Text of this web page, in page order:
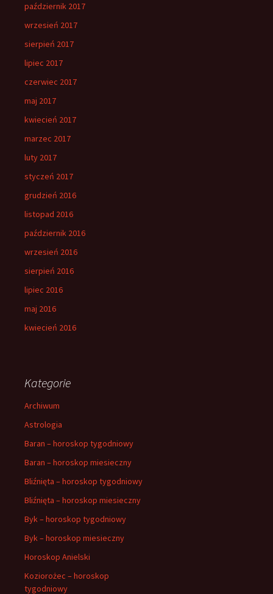
październik 2017
wrzesień 2017
sierpień 2017
lipiec 2017
czerwiec 2017
maj 2017
kwiecień 2017
marzec 2017
luty 2017
styczeń 2017
grudzień 2016
listopad 2016
październik 2016
wrzesień 2016
sierpień 2016
lipiec 2016
maj 2016
kwiecień 2016
Kategorie
Archiwum
Astrologia
Baran – horoskop tygodniowy
Baran – horoskop miesieczny
Bliźnięta – horoskop tygodniowy
Bliźnięta – horoskop miesieczny
Byk – horoskop tygodniowy
Byk – horoskop miesieczny
Horoskop Anielski
Koziorożec – horoskop
tygodniowy